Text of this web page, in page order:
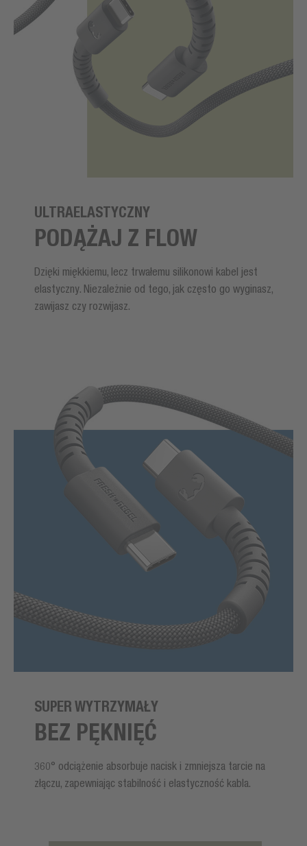
ULTRAELASTYCZNY
PODĄŻAJ Z FLOW
Dzięki miękkiemu, lecz trwałemu silikonowi kabel jest
elastyczny. Niezależnie od tego, jak często go wyginasz,
zawijasz czy rozwijasz.
SUPER WYTRZYMAŁY
BEZ PĘKNIĘĆ
360° odciążenie absorbuje nacisk i zmniejsza tarcie na
złączu, zapewniając stabilność i elastyczność kabla.